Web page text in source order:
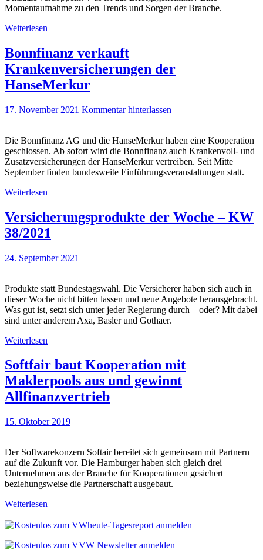
Momentaufnahme zu den Trends und Sorgen der Branche.
Weiterlesen
Bonnfinanz verkauft
Krankenversicherungen der
HanseMerkur
17. November 2021 Kommentar hinterlassen
Die Bonnfinanz AG und die HanseMerkur haben eine Kooperation
geschlossen. Ab sofort wird die Bonnfinanz auch Krankenvoll- und
Zusatzversicherungen der HanseMerkur vertreiben. Seit Mitte
September finden bundesweite Einführungsveranstaltungen statt.
Weiterlesen
Versicherungsprodukte der Woche – KW
38/2021
24. September 2021
Produkte statt Bundestagswahl. Die Versicherer haben sich auch in
dieser Woche nicht bitten lassen und neue Angebote herausgebracht.
Was gut ist, setzt sich unter jeder Regierung durch – oder? Mit dabei
sind unter anderem Axa, Basler und Gothaer.
Weiterlesen
Softfair baut Kooperation mit
Maklerpools aus und gewinnt
Allfinanzvertrieb
15. Oktober 2019
Der Softwarekonzern Softair bereitet sich gemeinsam mit Partnern
auf die Zukunft vor. Die Hamburger haben sich gleich drei
Unternehmen aus der Branche für Kooperationen gesichert
beziehungsweise die Partnerschaft ausgebaut.
Weiterlesen